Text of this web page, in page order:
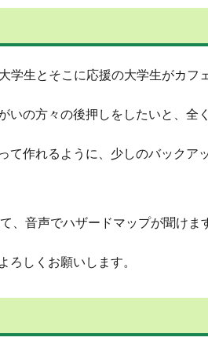
学生とそこに応援の大学生がカフ
いの方々の後押しをしたいと、全
て作れるように、少しのバックア
、音声でハザードマップが聞けま
ろしくお願いします。